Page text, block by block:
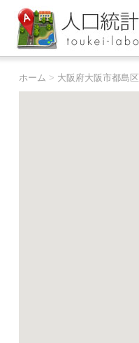
ホーム > 大阪府大阪市都島区